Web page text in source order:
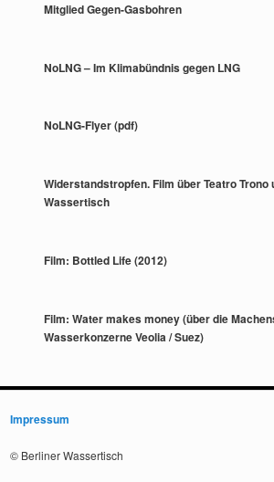
Mitglied Gegen-Gasbohren
NoLNG – Im Klimabündnis gegen LNG
NoLNG-Flyer (pdf)
Widerstandstropfen. Film über Teatro Trono
Wassertisch
Film: Bottled Life (2012)
Film: Water makes money (über die
Wasserkonzerne Veolia / Suez)
Impressum
© Berliner Wassertisch